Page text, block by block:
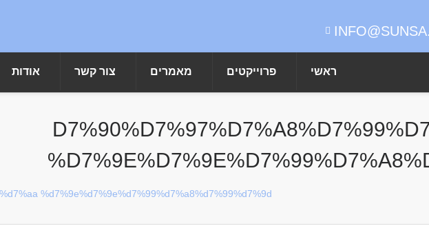
ראשי פרוייקטים מאמרים צור קשר אודות
%d7%9e%d7%9e%d7%99%d7%a8%d7%99%d7%9d